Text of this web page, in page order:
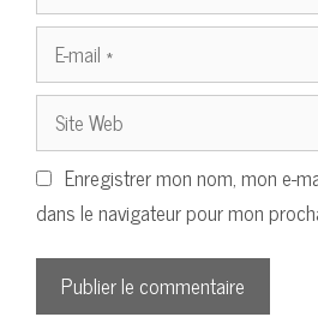
E-
mail
Site
Web
Enregistrer mon nom, mon e-
dans le navigateur pour mon